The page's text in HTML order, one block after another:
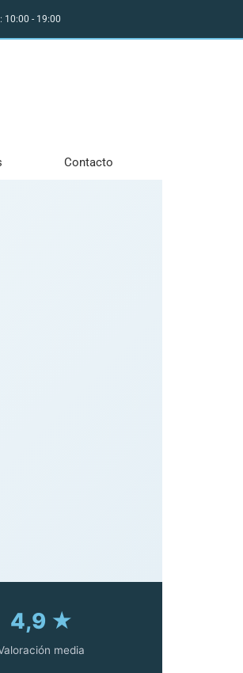
10:00 - 19:00
Contacto
4,9 ★
media